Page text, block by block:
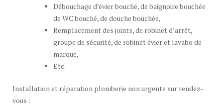
Débouchage d’évier bouché, de baignoire bouchée
de WC bouché, de douche bouchée,
Remplacement des joints, de robinet d’arrêt,
groupe de sécurité, de robinet évier et lavabo de
marque,
Etc.
Installation et réparation plomberie non urgente sur rendez-
vous :